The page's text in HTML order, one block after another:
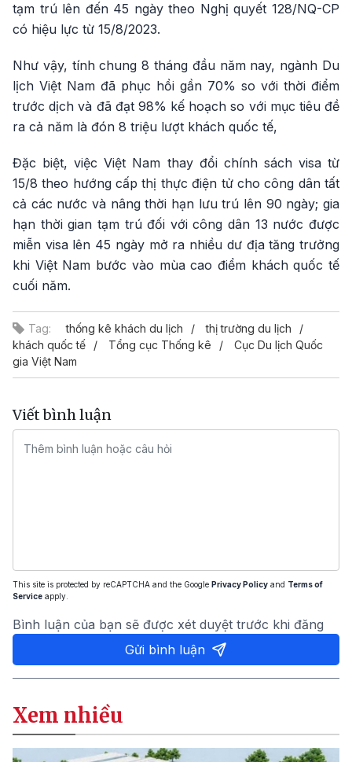
tạm trú lên đến 45 ngày theo Nghị quyết 128/NQ-CP
có hiệu lực từ 15/8/2023.
Như vậy, tính chung 8 tháng đầu năm nay, ngành Du
lịch Việt Nam đã phục hồi gần 70% so với thời điểm
trước dịch và đã đạt 98% kế hoạch so với mục tiêu đề
ra cả năm là đón 8 triệu lượt khách quốc tế,
Đặc biệt, việc Việt Nam thay đổi chính sách visa từ
15/8 theo hướng cấp thị thực điện tử cho công dân tất
cả các nước và nâng thời hạn lưu trú lên 90 ngày; gia
hạn thời gian tạm trú đối với công dân 13 nước được
miễn visa lên 45 ngày mở ra nhiều dư địa tăng trưởng
khi Việt Nam bước vào mùa cao điểm khách quốc tế
cuối năm.
Tag: thống kê khách du lịch
thị trường du lịch
khách quốc tế
Tổng cục Thống kê
Cục Du lịch Quốc
gia Việt Nam
Viết bình luận
This site is protected by reCAPTCHA and the Google Privacy Policy and Terms of
Service apply.
Bình luận của bạn sẽ được xét duyệt trước khi đăng
Gửi bình luận
Xem nhiều